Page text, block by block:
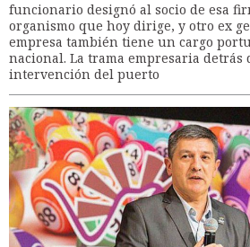
funcionario designó al socio de esa
organismo que hoy dirige, y otro ex
empresa también tiene un cargo
nacional. La trama empresaria detrás
intervención del puerto